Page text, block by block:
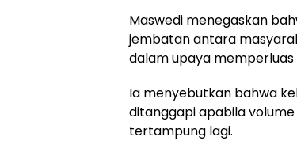
Maswedi menegaskan
jembatan antara
dalam upaya
Ia menyebutkan bahwa
ditanggapi apabila
tertampung lagi.